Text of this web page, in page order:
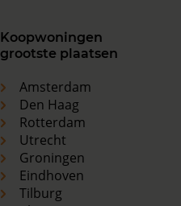
Koopwoningen
grootste plaatsen
Amsterdam
Den Haag
Rotterdam
Utrecht
Groningen
Eindhoven
Tilburg